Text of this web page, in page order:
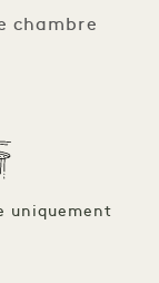
chambre
uniquement